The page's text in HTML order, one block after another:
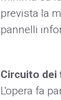
prevista la
pannelli
Circuito
L'opera fa